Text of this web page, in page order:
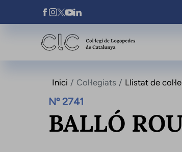
Vés al contingut
Xarxes Socials
Inici Col·legiats Llistat de
Nº 2741
BALLÓ